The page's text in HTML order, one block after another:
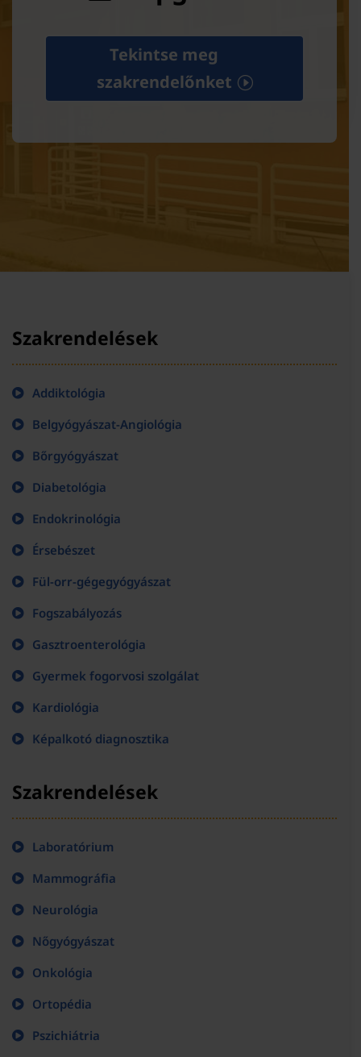
Tekintse meg
szakrendelőnket
Szakrendelések
Addiktológia
Belgyógyászat-Angiológia
Bőrgyógyászat
Diabetológia
Endokrinológia
Érsebészet
Fül-orr-gégegyógyászat
Fogszabályozás
Gasztroenterológia
Gyermek fogorvosi szolgálat
Kardiológia
Képalkotó diagnosztika
Szakrendelések
Laboratórium
Mammográfia
Neurológia
Nőgyógyászat
Onkológia
Ortopédia
Pszichiátria